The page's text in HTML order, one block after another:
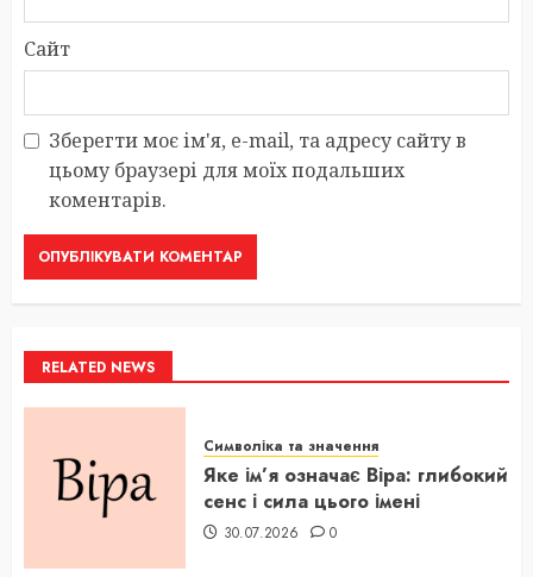
Сайт
Зберегти моє ім'я, e-mail, та адресу сайту в
цьому браузері для моїх подальших
коментарів.
RELATED NEWS
Символіка та значення
Яке ім’я означає Віра: глибокий
сенс і сила цього імені
30.07.2026 0